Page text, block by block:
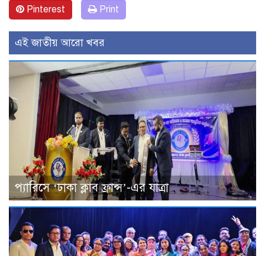
Pinterest Print
এই জাতীয় আরো খবর
প্যারিসে ‘ঢাকা ক্লাব ফ্রান্স’-এর যাত্রা